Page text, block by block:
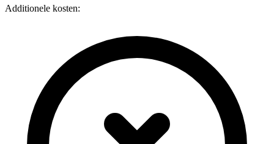
Additionele kosten: